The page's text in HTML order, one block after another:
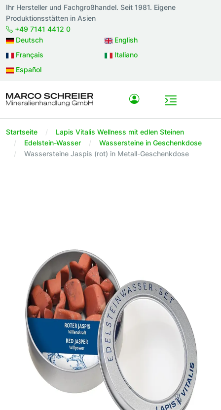
Ihr Hersteller und Fachgroßhandel. Seit 1981. Eigene
Produktionsstätten in Asien
+49 7141 4412 0
Deutsch
English
Français
Italiano
Español
Startseite
Lapis Vitalis Wellness mit edlen Steinen
Edelstein-Wasser
Wassersteine in Geschenkdose
Wassersteine Jaspis (rot) in Metall-Geschenkdose